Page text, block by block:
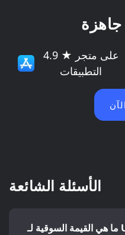
4.9 ★ على متجر
التطبيقات
الأسئلة الشائعة